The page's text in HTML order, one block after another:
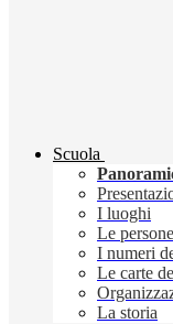
Scuola
I luoghi
Le persone
I numeri
Le carte
La storia